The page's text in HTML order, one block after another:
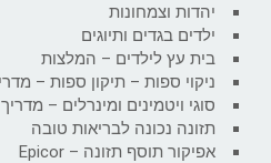
יהדות וצמחונות
ילדים בגדים ותיוגים
בית עץ לילדים – המלצות
ניקוי ספות – תיקון ספות –
סוגי ויטמינים ומינרלים –
תזונה נכונה לבריאות טובה
אפיקור תוסף תזונה – Epicor